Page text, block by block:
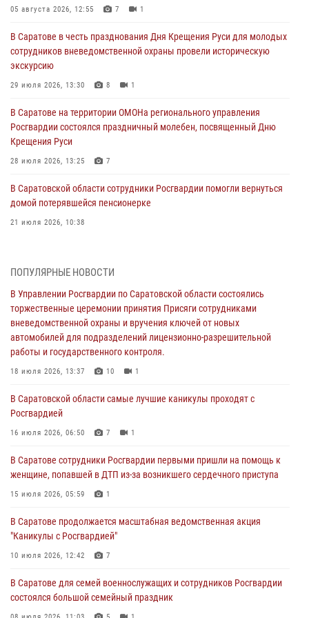
05 августа 2026, 12:55 7 1
В Саратове в честь празднования Дня Крещения Руси для молодых
сотрудников вневедомственной охраны провели историческую
экскурсию
29 июля 2026, 13:30 8 1
В Саратове на территории ОМОНа регионального управления
Росгвардии состоялся праздничный молебен, посвященный Дню
Крещения Руси
28 июля 2026, 13:25 7
В Саратовской области сотрудники Росгвардии помогли вернуться
домой потерявшейся пенсионерке
21 июля 2026, 10:38
вневедомственной охраны и вручения ключей от новых
автомобилей для подразделений лицензионно-разрешительной
работы и государственного контроля.
18 июля 2026, 13:37 10 1
В Саратовской области самые лучшие каникулы проходят с
Росгвардией
В Саратове сотрудники Росгвардии первыми пришли на помощь к
женщине, попавшей в ДТП из-за возникшего сердечного приступа
В Саратове продолжается масштабная ведомственная акция
"Каникулы с Росгвардией"
В Саратовской области при содействии спецназа Росгвардии
задержан подозреваемый в незаконном обороте наркотиков
ПОПУЛЯРНЫЕ НОВОСТИ
В Управлении Росгвардии по Саратовской области состоялись
торжественные церемонии принятия Присяги сотрудниками
вневедомственной охраны и вручения ключей от новых
автомобилей для подразделений лицензионно-разрешительной
работы и государственного контроля.
18 июля 2026, 13:37 10 1
В Саратовской области самые лучшие каникулы проходят с
Росгвардией
16 июля 2026, 06:50 7 1
В Саратове сотрудники Росгвардии первыми пришли на помощь к
женщине, попавшей в ДТП из-за возникшего сердечного приступа
15 июля 2026, 05:59 1
В Саратове продолжается масштабная ведомственная акция
"Каникулы с Росгвардией"
10 июля 2026, 12:42 7
В Саратове для семей военнослужащих и сотрудников Росгвардии
состоялся большой семейный праздник